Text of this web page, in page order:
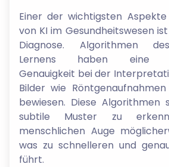
Einer der wichtigsten
von KI im Gesundheitswesen
Diagnose. Algorithmen
Lernens haben eine
Genauigkeit bei der
Bilder wie
bewiesen. Diese Algorithmen
subtile Muster zu
menschlichen Auge
was zu schnelleren und
führt.